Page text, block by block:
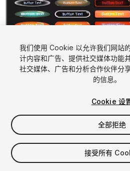
1/18
$19.99
增值税将在结算时计算
我们使用 Cookie 以允许我们网站
计内容和广告、提供社交媒体功能
社交媒体、广告和分析合作伙伴分
的信息。
Cookie 设
全部拒绝
接受所有